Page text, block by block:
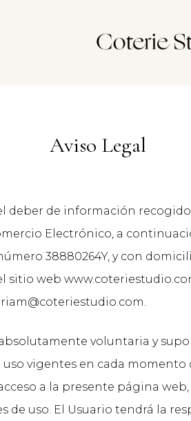
Aviso Legal
deber de información
Electrónico, a
38880264Y, y con
sitio web
voluntaria y
uso vigentes en cada
a la presente página
de uso. El Usuario tendrá la